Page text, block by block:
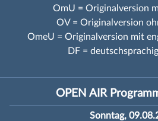
OmU = Originalversion
OV = Originalversion
OmeU = Originalversion mit
DF =
OPEN AIR
Sonntag,